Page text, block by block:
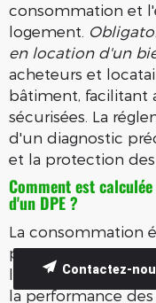
consommation et
logement.
en location d'un
acheteurs et
bâtiment, facilitant
sécurisées. La
d'un diagnostic
et la protection
Comment est
d'un DPE ?
La consommation
prenant en
la qualité de
la performance
Contactez-